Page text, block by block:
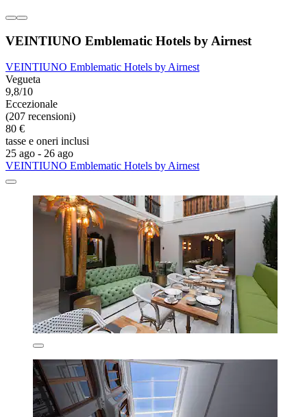
VEINTIUNO Emblematic Hotels by Airnest
VEINTIUNO Emblematic Hotels by Airnest
Vegueta
9,8/10
Eccezionale
(207 recensioni)
80 €
tasse e oneri inclusi
25 ago - 26 ago
VEINTIUNO Emblematic Hotels by Airnest